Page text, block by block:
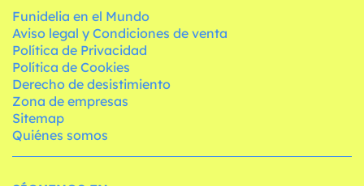
Funidelia en el Mundo
Aviso legal y Condiciones de venta
Política de Privacidad
Política de Cookies
Derecho de desistimiento
Zona de empresas
Sitemap
Quiénes somos